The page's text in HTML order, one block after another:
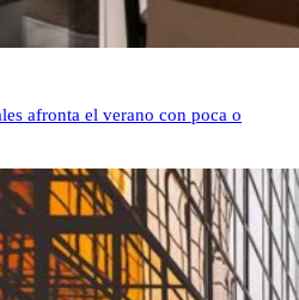
afronta el verano con poca o